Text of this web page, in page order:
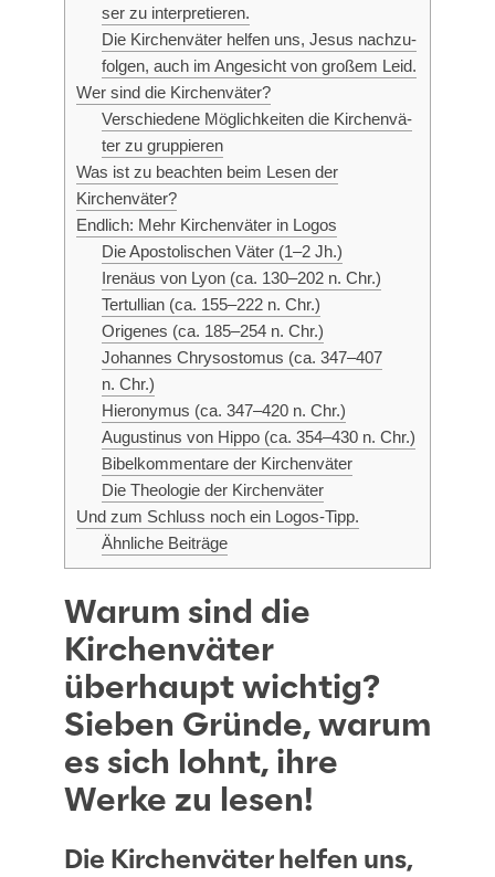
ser zu interpretieren.
Die Kir­chen­vä­ter hel­fen uns, Jesus nach­zu­
fol­gen, auch im Ange­sicht von gro­ßem Leid.
Wer sind die Kirchenväter?
Ver­schie­de­ne Mög­lich­kei­ten die Kir­chen­vä­
ter zu gruppieren
Was ist zu beach­ten beim Lesen der
Kirchenväter?
End­lich: Mehr Kir­chen­vä­ter in Logos
Die Apos­to­li­schen Väter (1–2 Jh.)
Ire­nä­us von Lyon (ca. 130–202 n. Chr.)
Ter­tul­li­an (ca. 155–222 n. Chr.)
Orig­e­nes (ca. 185–254 n. Chr.)
Johan­nes Chry­sosto­mus (ca. 347–407
n. Chr.)
Hie­ro­ny­mus (ca. 347–420 n. Chr.)
Augus­ti­nus von Hip­po (ca. 354–430 n. Chr.)
Bibel­kom­men­ta­re der Kirchenväter
Die Theo­lo­gie der Kirchenväter
Und zum Schluss noch ein Logos-Tipp.
Ähn­li­che Beiträge
Warum sind die
Kirchenväter
überhaupt wichtig?
Sieben Gründe, warum
es sich lohnt, ihre
Werke zu lesen!
Die Kirchenväter helfen uns,